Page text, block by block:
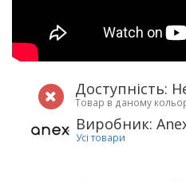
Доступність:
Товар в даному
Виробник:
Усі товари